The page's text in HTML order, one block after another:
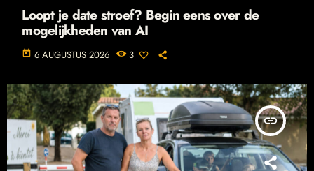
Loopt je date stroef? Begin eens over de
mogelijkheden van AI
today 6 AUGUSTUS 2026 3
insert_link